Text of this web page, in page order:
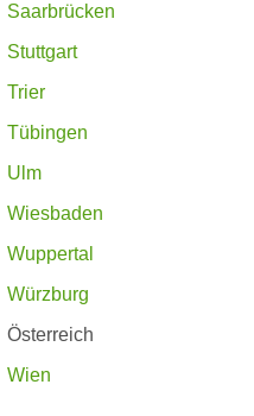
Saarbrücken
Stuttgart
Trier
Tübingen
Ulm
Wiesbaden
Wuppertal
Würzburg
Österreich
Wien